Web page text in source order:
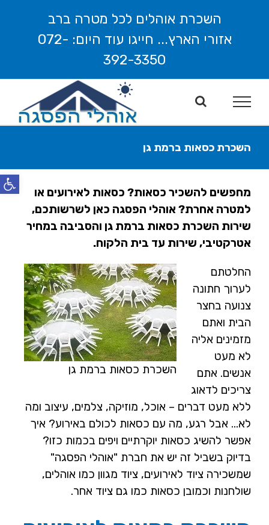
פתח
השכרת אוהלים לכל מטרה ברב
אזורי הארץ... חייגו עוד היום: 072-
392-3350
השכרת כסאות ברמת גן
מחפשים להשכיר כסאות? כסאות לאירועים או
למטרה אחרת? אוהלי הפסגה כאן לשרשותכם,
שירות השכרת כסאות ברמת גן והסביבה במחיר
אטרקטיבי, שירות עד בית הלקוח.
השכרת כסאות ברמת גן
החלטתם
לערוך חתונה
צנועה בחצר
הבית ואתם
מזמינים אליה
לא מעט
אנשים. אתם
צריכים לדאוג
ללא מעט דברים – אוכל, מוזיקה, צלמים, עיצוב ומה
לא… אבל רגע, מה עם כסאות לכולם באירוע? איך
אפשר להשיג כסאות יוקרתיים ויפים בכמות כזו?
בדיוק בשביל זה יש את חברת "אוהלי הפסגה"
שמשכירה ציוד לאירועים, ציוד מגוון כמו אוהלים,
שולחנות וכמובן כסאות כמו גם ציוד אחר.